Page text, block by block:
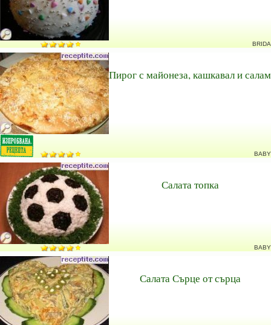
BRIDA
Пирог с майонеза, кашкавал и салам
BABY
Салата топка
BABY
Салата Сърце от сърца